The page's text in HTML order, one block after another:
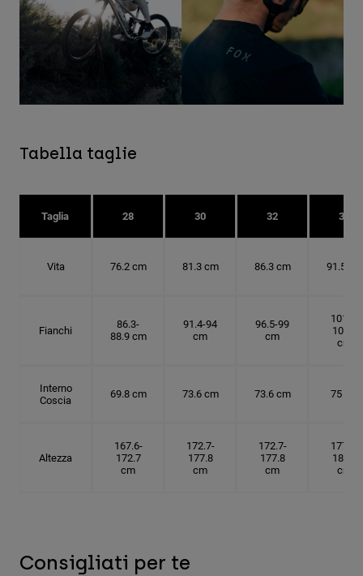
Tabella taglie
Taglia 28 30 32 34
Vita 76.2 cm 81.3 cm 86.3 cm 91.5 cm
Fianchi
86.3-
88.9 cm
91.4-94
cm
96.5-99
cm
101.6-
104.1
cm
Interno
Coscia
69.8 cm 73.6 cm 73.6 cm 75 cm
Altezza
167.6-
172.7
cm
172.7-
177.8
cm
172.7-
177.8
cm
177.8-
182.9
cm
Consigliati per te